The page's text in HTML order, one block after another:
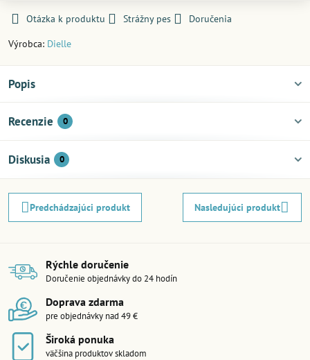
Otázka k produktu Strážny pes
Doručenia
Výrobca: Dielle
Popis
Recenzie 0
Diskusia 0
Predchádzajúci produkt Nasledujúci produkt
Rýchle doručenie
Doručenie objednávky do 24 hodín
Doprava zdarma
pre objednávky nad 49 €
Široká ponuka
väčšina produktov skladom